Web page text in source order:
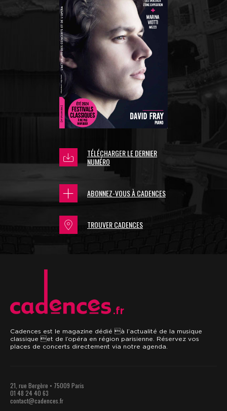
TÉLÉCHARGER LE DERNIER
NUMÉRO
ABONNEZ-VOUS À CADENCES
TROUVER CADENCES
.fr
Cadences est le magazine dédié à l’actualité de la musique
classique et de l’opéra en région parisienne. Réservez vos
places de concerts directement via notre agenda.
21, rue Bergère • 75009 Paris
01 48 24 40 63
contact@cadences.fr